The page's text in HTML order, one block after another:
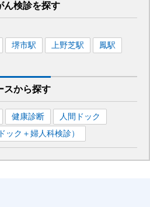
ん検診を探す
堺市駅 上野芝駅 鳳駅
スから探す
健康診断
人間ドック
ック＋婦人科検診）